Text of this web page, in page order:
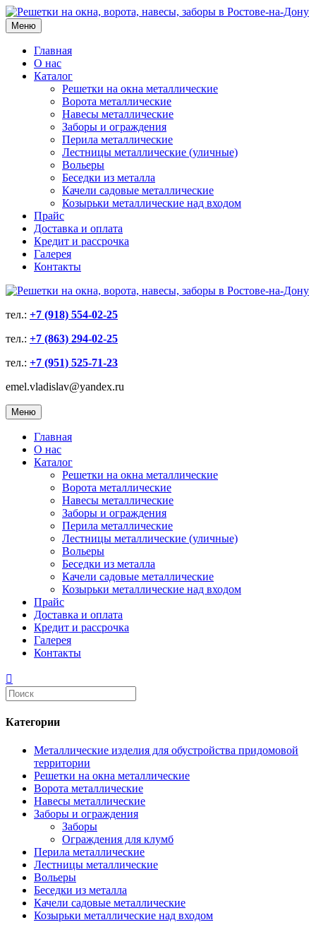
Меню
Главная
О нас
Каталог
Решетки на окна металлические
Ворота металлические
Навесы металлические
Заборы и ограждения
Перила металлические
Лестницы металлические (уличные)
Вольеры
Беседки из металла
Качели садовые металлические
Козырьки металлические над входом
Прайс
Доставка и оплата
Кредит и рассрочка
Галерея
Контакты
тел.: +7 (918) 554-02-25
тел.: +7 (863) 294-02-25
тел.: +7 (951) 525-71-23
emel.vladislav@yandex.ru
Меню
Главная
О нас
Каталог
Решетки на окна металлические
Ворота металлические
Навесы металлические
Заборы и ограждения
Перила металлические
Лестницы металлические (уличные)
Вольеры
Беседки из металла
Качели садовые металлические
Козырьки металлические над входом
Прайс
Доставка и оплата
Кредит и рассрочка
Галерея
Контакты
Категории
Металлические изделия для обустройства придомовой
территории
Решетки на окна металлические
Ворота металлические
Навесы металлические
Заборы и ограждения
Заборы
Ограждения для клумб
Перила металлические
Лестницы металлические
Вольеры
Беседки из металла
Качели садовые металлические
Козырьки металлические над входом